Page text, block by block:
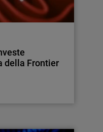
della Frontier